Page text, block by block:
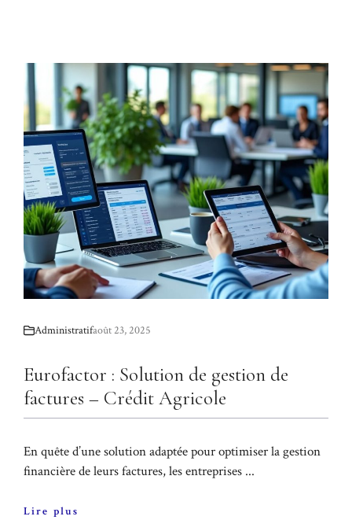
Administratifaoût 23, 2025
Eurofactor : Solution de gestion de
factures – Crédit Agricole
En quête d’une solution adaptée pour optimiser la gestion
financière de leurs factures, les entreprises ...
Lire plus